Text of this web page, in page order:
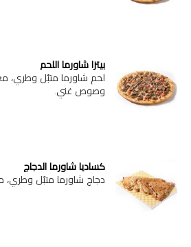
بيتزا شاورما اللحم
لحم شاورما متبّل وطري،
وصوص غني.
كساديا شاورما الدجاج
دجاج شاورما متبّل وطري،